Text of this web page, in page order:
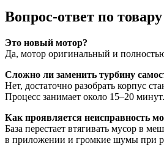
Вопрос-ответ по товару
Это новый мотор?
Да, мотор оригинальный и
Сложно ли заменить турбину
Нет, достаточно разобрать корпус
Процесс занимает около 15–20 минут.
Как проявляется неисправность
База перестает втягивать мусор в
в приложении и громкие шумы при